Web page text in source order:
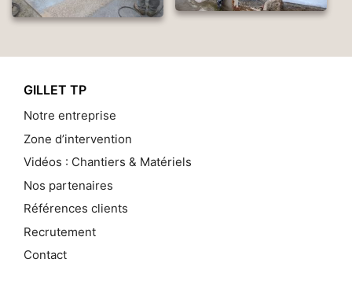
GILLET TP
Notre entreprise
Zone d’intervention
Vidéos : Chantiers & Matériels
Nos partenaires
Références clients
Recrutement
Contact